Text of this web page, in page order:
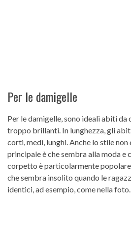
Per le damigelle
Per le damigelle, sono ideali abiti
troppo brillanti. In lunghezza, gli
corti, medi, lunghi. Anche lo stile
principale è che sembra alla moda
corpetto è particolarmente
che sembra insolito quando le
identici, ad esempio, come nella foto.